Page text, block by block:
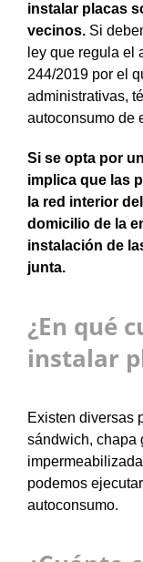
instalar placas
vecinos. Si
ley que regula el
244/2019 por el
administrativas,
autoconsumo de
Si se opta por un
implica que las
la red interior
domicilio de la
instalación de
junta.
¿En qué
instalar
Existen diversas
sándwich, chapa
podemos
autoconsumo.